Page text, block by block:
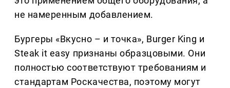
не намеренным добавлением.
Бургеры «Вкусно – и точка», Burger King и
Steak it easy признаны образцовыми. Они
полностью соответствуют требованиям и
стандартам Роскачества, поэтому могут